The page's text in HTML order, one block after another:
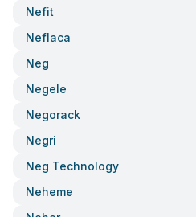
Nefit
Neflaca
Neg
Negele
Negorack
Negri
Neg Technology
Neheme